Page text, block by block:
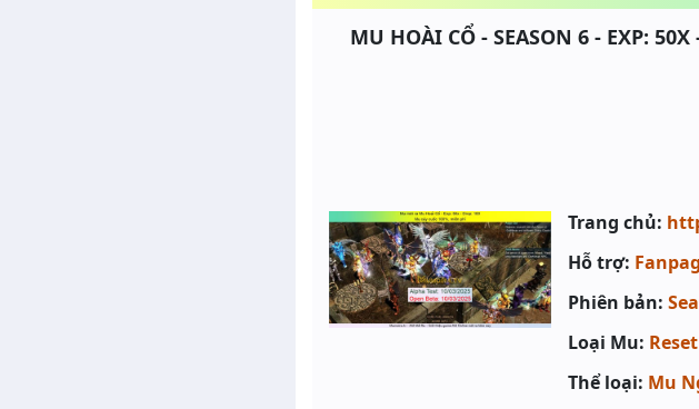
MU HOÀI CỔ - SEASON 6 - EXP:
Trang chủ:
Hỗ trợ:
Phiên bản:
Loại Mu:
Thể loại: Mu